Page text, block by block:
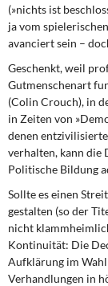
Weitere
Memo-
Institut
Rosa-
Über mich
Kontakt
(»nichts ist
ja vom
avanciert sein –
Geschenkt, weil
Gutmenschenart
(Colin Crouch), in
in Zeiten von
denen
verhalten, kann die
Politische Bildung
Sollte es einen
gestalten (so der
nicht
Kontinuität: Die
Aufklärung im
Verhandlungen in